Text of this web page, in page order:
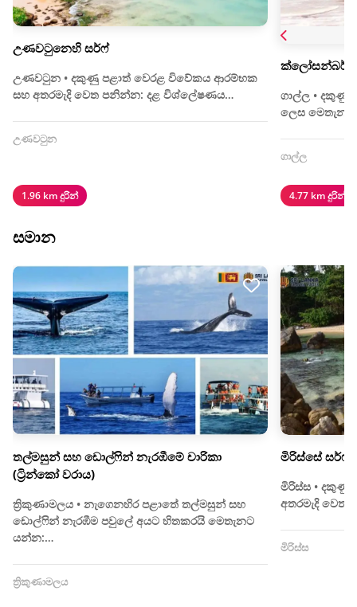
උණවටුනෙහි සර්ෆ්
උණවටුන • දකුණු පළාත් වෙරළ විවේකය ආරම්භක
සහ අතරමැදි වෙත පනින්න: දළ විශ්ලේෂණය…
උණවටුන
1.96 km දුරින්
ක්ලෝසන්බර්ග්
ගාල්ල • දකුණු
ලෙස
ගාල්ල
4.77 km දුරින්
සමාන
තල්මසුන් සහ ඩොල්ෆින් නැරඹීමේ චාරිකා
(ට්‍රින්කෝ වරාය)
ත්‍රිකුණාමලය • නැගෙනහිර පළාතේ තල්මසුන් සහ
ඩොල්ෆින් නැරඹීම පවුලේ අයට හිතකරයි මෙතැනට
යන්න:…
ත්‍රිකුණාමලය
මිරිස්සේ සර්ෆ්
මිරිස්ස • දකුණු
අතරමැදි
මිරිස්ස